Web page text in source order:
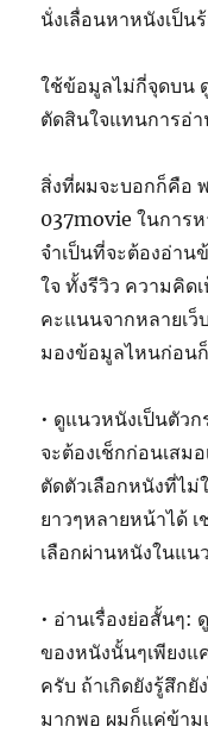
นั่งเลื่อนหาหนังเป็น
ใช้ข้อมูลไม่กี่จุดบน
ตัดสินใจแทนการอ่
สิ่งที่ผมจะบอกก็คือ
037movie ในการ
จำเป็นที่จะต้องอ่า
ใจ ทั้งรีวิว ความคิด
คะแนนจากหลายเว็
มองข้อมูลไหนก่อน
• ดูแนวหนังเป็นตัว
จะต้องเช็กก่อนเสม
ตัดตัวเลือกหนังที่ไม่
ยาวๆหลายหน้าได้
เลือกผ่านหนังในแน
• อ่านเรื่องย่อสั้นๆ:
ของหนังนั้นๆเพียงแ
ครับ ถ้าเกิดยังรู้สึก
มากพอ ผมก็แค่ข้าม